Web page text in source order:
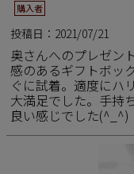
購入者
投稿日 2021/07/21
奥さんへのプレゼン
感のあるギフトボッ
ぐに試着。適度にハ
大満足でした。手持
良い感じでした(^_^)